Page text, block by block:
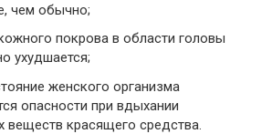
чем обычно;
покрова в области головы
ухудшается;
женского организма
опасности при вдыхании
веществ красящего средства.